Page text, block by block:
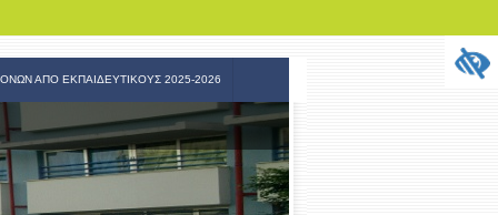
ΑΠΟ ΕΚΠΑΙΔΕΥΤΙΚΟΥΣ 2025-2026